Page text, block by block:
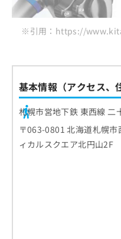
※引用：https://
基本情報（アクセス、
札幌市営地下鉄 東西線 二
〒063-0801 北海道札幌
ィカルスクエア北円山2F